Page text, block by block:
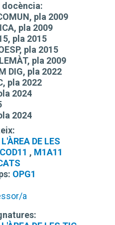
pla 2009
pla 2009
pla 2015
pla 2015
pla 2009
DIG, pla 2022
pla 2022
2024
2024
DE LES
COD11 , M1A11
OPG1
a